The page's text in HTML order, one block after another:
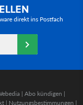
direkt ins Postfach
| Abo kündigen |
| Nutzungsbestimmungen |